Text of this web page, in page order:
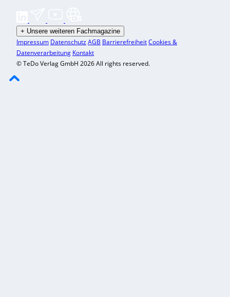
+ Unsere weiteren Fachmagazine
Impressum DatenschutzAGB BarrierefreiheitCookies &
Datenverarbeitung Kontakt
© TeDo Verlag GmbH 2026 All rights reserved.